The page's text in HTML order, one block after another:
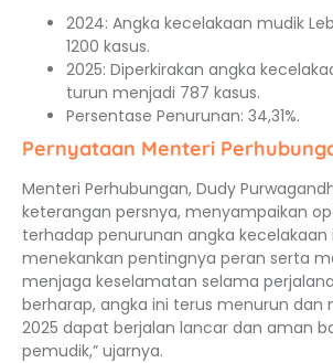
2024: Angka kecelakaan mudik
1200 kasus.
2025: Diperkirakan angka
turun menjadi 787 kasus.
Persentase Penurunan: 34,31%.
Pernyataan Menteri
Menteri Perhubungan, Dudy
keterangan persnya, menyampaikan
terhadap penurunan angka kecelakaan
menekankan pentingnya peran serta
menjaga keselamatan selama
berharap, angka ini terus menurun dan
2025 dapat berjalan lancar dan aman
pemudik,” ujarnya.